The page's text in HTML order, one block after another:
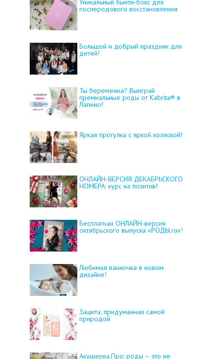
Уникальный бьюти-бокс для
послеродового восстановления
Большой и добрый праздник для
детей!
Ты беременна? Выиграй
премиальные роды от Kabrita® в
Лапино!
Яркая прогулка с яркой коляской!
ОНЛАЙН-ВЕРСИЯ ДЕКАБРЬСКОГО
НОМЕРА: курс на позитив!
Бесплатная ОНЛАЙН-версия
октябрьского выпуска «РОДЫ.ru»!
Любимая ванночка в новом
дизайне!
Защита, придуманная самой
природой
Акушерка.Про: роды – это не